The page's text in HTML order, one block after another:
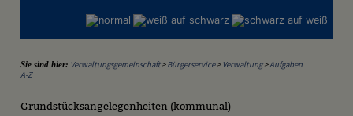
Sie sind hier: Verwaltungsgemeinschaft>Bürgerservice> Verwaltung>Aufgaben
A-Z
Grundstücksangelegenheiten (kommunal)